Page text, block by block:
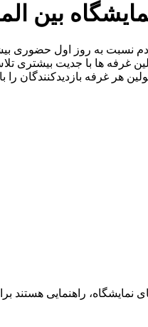
بین
نسبت به روز اول حضوری
غرفه ها با جدیت
هر غرفه بازدیدکنندگان
راهنمایی هستند